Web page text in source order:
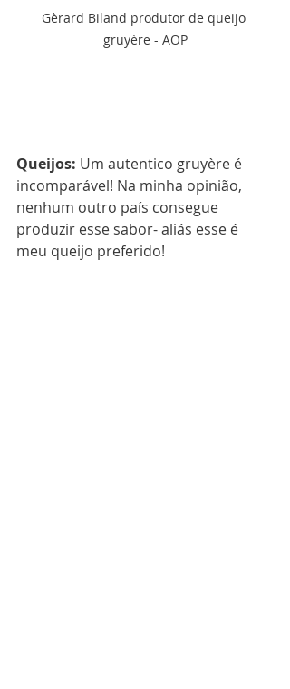
Gèrard Biland produtor de queijo
gruyère - AOP
Queijos: Um autentico gruyère é
incomparável! Na minha opinião,
nenhum outro país consegue
produzir esse sabor- aliás esse é
meu queijo preferido!